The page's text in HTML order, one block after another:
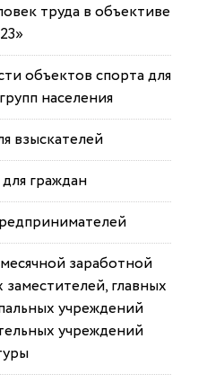
труда в объективе
объектов спорта для
населения
взыскателей
граждан
заработной
главных
учреждений
учреждений